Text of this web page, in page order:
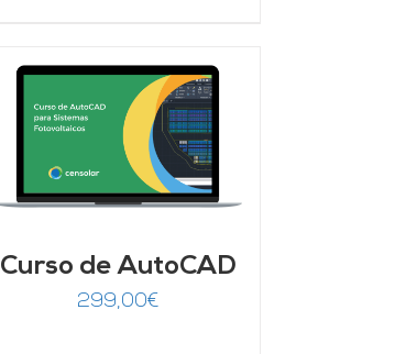
Curso de AutoCAD
299,00€